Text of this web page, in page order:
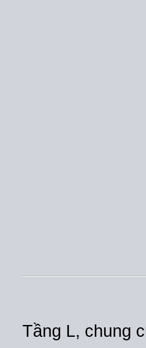
Tầng L, chung